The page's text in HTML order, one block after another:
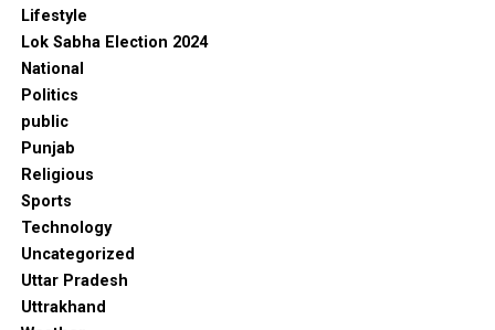
Lifestyle
Lok Sabha Election 2024
National
Politics
public
Punjab
Religious
Sports
Technology
Uncategorized
Uttar Pradesh
Uttrakhand